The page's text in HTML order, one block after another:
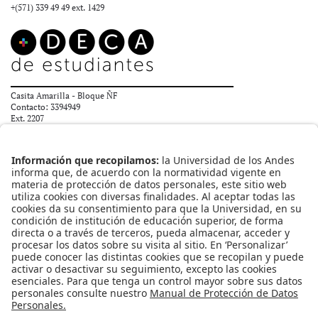
+(571) 339 49 49 ext. 1429
Casita Amarilla - Bloque ÑF
Contacto: 3394949
Ext. 2207
ENLACES RÁPIDOS
DECA de Estudiantes
Ombudsperson
¿Qué es el proyecto Orión?
¿Para quién está diseñado?
REDES SOCIALES